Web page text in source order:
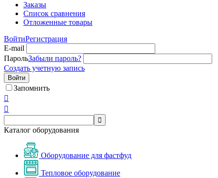
Заказы
Список сравнения
Отложенные товары
ВойтиРегистрация
E-mail
ПарольЗабыли пароль?
Создать учетную запись
Войти
Запомнить



Каталог оборудования
Оборудование для фастфуд
Тепловое оборудование